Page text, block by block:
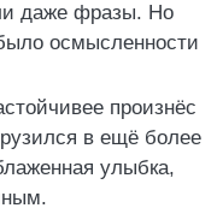
даже фразы. Но
осмысленности
произнёс
в ещё более
улыбка,